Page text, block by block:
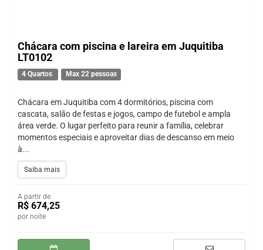
Chácara com piscina e lareira em Juquitiba
LT0102
4 Quartos Max 22 pessoas
Chácara em Juquitiba com 4 dormitórios, piscina com
cascata, salão de festas e jogos, campo de futebol e ampla
área verde. O lugar perfeito para reunir a família, celebrar
momentos especiais e aproveitar dias de descanso em meio
à...
Saiba mais
A partir de
R$ 674,25
por noite